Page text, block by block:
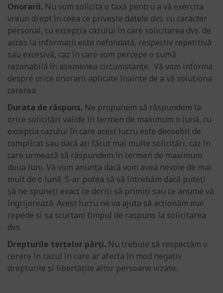
Onorarii. Nu vom solicita o taxă pentru a vă exercita
vreun drept în ceea ce privește datele dvs. cu caracter
personal, cu excepția cazului în care solicitarea dvs. de
acces la informații este nefondată, respectiv repetitivă
sau excesivă, caz în care vom percepe o sumă
rezonabilă în asemenea circumstanțe. Vă vom informa
despre orice onorarii aplicate înainte de a vă soluționa
cererea.
Durata de răspuns. Ne propunem să răspundem la
orice solicitări valide în termen de maximum o lună, cu
excepția cazului în care acest lucru este deosebit de
complicat sau dacă ați făcut mai multe solicitări, caz în
care urmează să răspundem în termen de maximum
doua luni. Vă vom anunța dacă vom avea nevoie de mai
mult de o lună. S-ar putea să vă întrebăm dacă puteți
să ne spuneți exact ce doriți să primiți sau ce anume vă
îngrijorează. Acest lucru ne va ajuta să acționăm mai
repede si sa scurtam timpul de raspuns la solicitarea
dvs.
Drepturile terțelor părți. Nu trebuie să respectăm o
cerere în cazul în care ar afecta în mod negativ
drepturile și libertățile altor persoane vizate.